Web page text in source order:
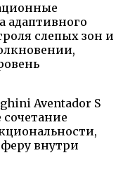
адаптивного
слепых зон и
Aventador S
сочетание
внутри